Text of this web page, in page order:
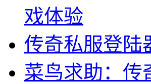
戏体验
传奇私服登陆
菜鸟求助：传